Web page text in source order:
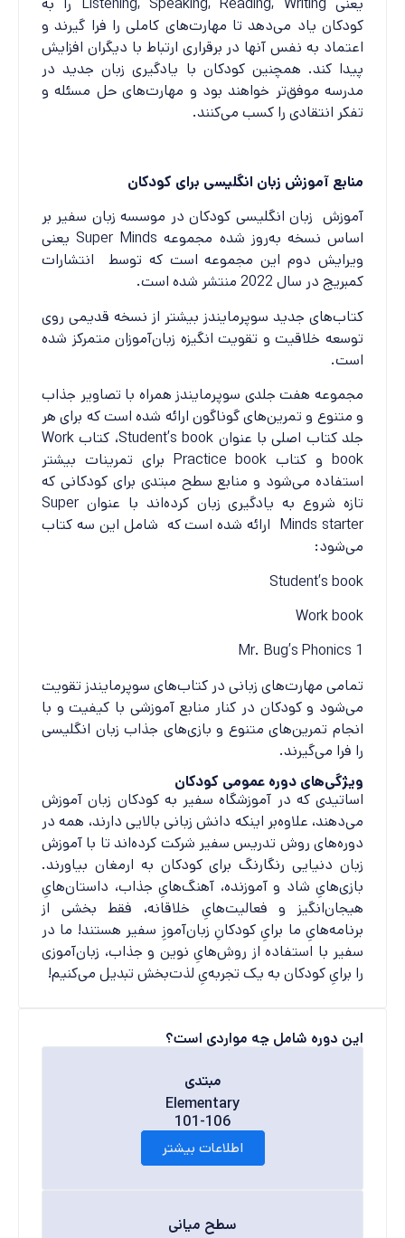
یعنی Listening, Speaking, Reading, Writing را به
کودکان یاد می‌دهد تا مهارت‌های کاملی را فرا گیرند و
اعتماد به نفس آنها در برقراری ارتباط با دیگران افزایش
پیدا کند. همچنین کودکان با یادگیری زبان جدید در
مدرسه موفق‌تر خواهند بود و مهارت‌های حل مسئله و
تفکر انتقادی را کسب می‌کنند.
منابع آموزش زبان انگلیسی برای کودکان
آموزش زبان انگلیسی کودکان در موسسه زبان سفیر بر
اساس نسخه به‌روز شده مجموعه Super Minds یعنی
ویرایش دوم این مجموعه است که توسط انتشارات
کمبریج در سال 2022 منتشر شده است.
کتاب‌های جدید سوپرمایندز بیشتر از نسخه قدیمی روی
توسعه خلاقیت و تقویت انگیزه زبان‌آموزان متمرکز شده
است.
مجموعه هفت جلدی سوپرمایندز همراه با تصاویر جذاب
و متنوع و تمرین‌های گوناگون ارائه شده است که برای هر
جلد کتاب اصلی با عنوان Student’s book، کتاب Work
book و کتاب Practice book برای تمرینات بیشتر
استفاده می‌شود و منابع سطح مبتدی برای کودکانی که
تازه شروع به یادگیری زبان کرده‌اند با عنوان Super
Minds starter ارائه شده است که شامل این سه کتاب
می‌شود:
Student’s book
Work book
Mr. Bug’s Phonics 1
تمامی مهارت‌های زبانی در کتاب‌های سوپرمایندز تقویت
می‌شود و کودکان در کنار منابع آموزشی با کیفیت و با
انجام تمرین‌های متنوع و بازی‌های جذاب زبان انگلیسی
را فرا می‌گیرند.
ویژگی‌های دوره عمومی کودکان
اساتیدی که در آموزشگاه سفیر به کودکان زبان آموزش
می‌دهند، علاوه‌بر اینکه دانش زبانی بالایی دارند، همه در
دوره‌های روش تدریس سفیر شرکت کرده‌اند تا با آموزش
زبان دنیایی رنگارنگ برای کودکان به ارمغان بیاورند.
بازی‌هایِ شاد و آموزنده، آهنگ‌هایِ جذاب، داستان‌هایِ
هیجان‌انگیز و فعالیت‌هایِ خلاقانه، فقط بخشی از
برنامه‌هایِ ما برایِ کودکانِ زبان‌آموزِ سفیر هستند! ما در
سفیر با استفاده از روش‌هایِ نوین و جذاب، زبان‌آموزی
را برایِ کودکان به یک تجربه‌یِ لذت‌بخش تبدیل می‌کنیم!
این دوره شامل چه مواردی است؟
مبتدی
Elementary
101-106
اطلاعات بیشتر
سطح میانی